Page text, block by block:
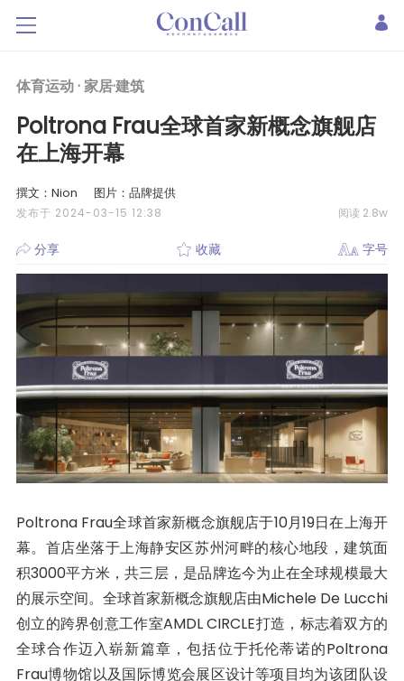
体育运动 ·家居·建筑
Poltrona Frau全球首家新概念旗舰店
在上海开幕
撰文：Nion 图片：品牌提供
发布于 2024-03-15 12:38 阅读 2.8w
分享 收藏 字号
Poltrona Frau全球首家新概念旗舰店于10月19日在上海开
幕。首店坐落于上海静安区苏州河畔的核心地段，建筑面
积3000平方米，共三层，是品牌迄今为止在全球规模最大
的展示空间。全球首家新概念旗舰店由Michele De Lucchi
创立的跨界创意工作室AMDL CIRCLE打造，标志着双方的
全球合作迈入崭新篇章，包括位于托伦蒂诺的Poltrona
Frau博物馆以及国际博览会展区设计等项目均为该团队设